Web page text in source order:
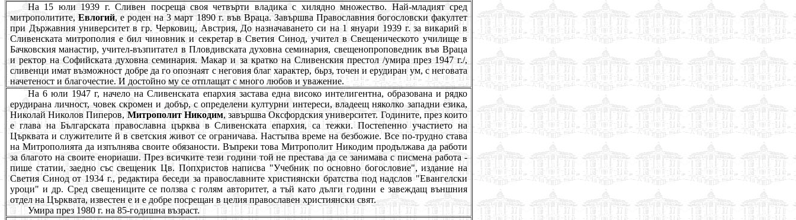
На 15 юли 1939 г. Сливен посреща своя четвърти владика с хилядно множество. Най-младият сред
митрополитите,Евлогий, е роден на 3 март 1890 г. въвВраца. Завършва Православния богословски факултет
при Държавния университет в гр. Черковиц, Австрия, До назначаването си на 1 януари 1939 г. за викарий в
Сливенската митрополия е бил чиновник и секретар в Светия Синод, учител в Свещеническото училище в
Бачковския манастир, учител-възпитател в Пловдивската духовна семинария, свещенопроповедник във Враца
и ректор на Софийската духовна семинария. Макар и за кратко на Сливенския престол /умира през 1947 г./,
сливенци имат възможност добре да го опознаят с неговия благ характер, бьрз, точен и ерудиран ум, с неговата
начетеност и благочестие. И достойно му се отплащат с много любов и уважение.
На 6 юли 1947 г, начело на Сливенската епархия застава една високо интелигентна, образована и рядко
ерудирана личност, човек скромен и добър, с определени културни интереси, владеещ няколко западни езика,
Николай Николов Пиперов, Митрополит Никодим, завършва Оксфордския университет. Годините, през които
е глава на Българската православна църква в Сливенската епархия, са тежки. Постепенно участието на
Църквата и служителите й в светския живот се ограничава. Настъпва време на безбожие. Все по-трудно става
на Митрополията да изпълнява своите обязаности. Въпреки това Митрополит Никодим продължава да работи
за благото на своите енориаши. През всичките тези години той не престава да се занимава с писмена работа -
пише статии, заедно със свещеник Цв. Попхристов написва "Учебник по основно богословие", издание на
Светия Синод от 1934 г., редактира беседи за православните християнски братства под надслов "Евангелски
уроци" и др. Сред свещениците се ползва с голям авторитет, а тъй като дълги години е завеждащ външния
отдел на Църквата, известен е и е добре посрещан в целия православен християнски свят.
Умира през 1980 г. на 85-годишна възраст.